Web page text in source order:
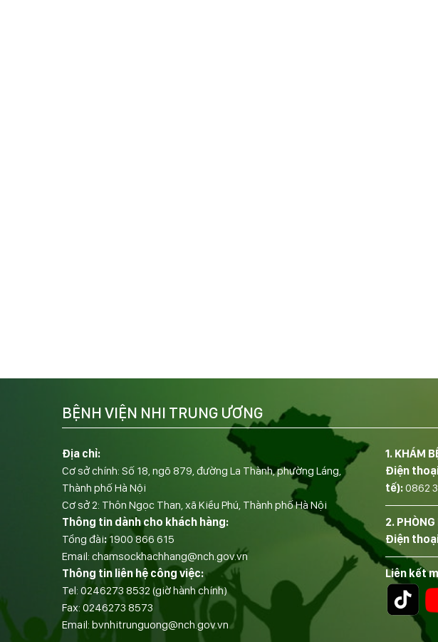
Địa chỉ:
Cơ sở chính: Số 18, ngõ 879, đường La Thành, phường Láng,
Thành phố Hà Nội
Cơ sở 2: Thôn Ngọc Than, xã Kiều Phú, Thành phố Hà Nội
Thông tin dành cho khách hàng:
Tổng đài:1900 866 615
Email: chamsockhachhang@nch.gov.vn
Thông tin liên hệ công việc:
Tel: 0246273 8532 (giờ hành chính)
Fax:0246273 8573
Email: bvnhitrunguong@nch.gov.vn
1. KHÁM
Điện
tế):0862
2.
Điện
Liên kết
BỆNH VIỆN NHI TRUNG ƯƠNG